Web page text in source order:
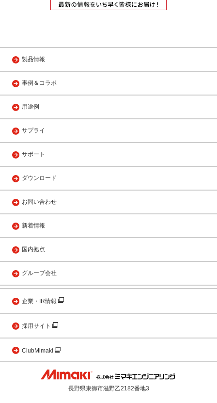
製品情報
事例＆コラボ
用途例
サプライ
サポート
ダウンロード
お問い合わせ
新着情報
国内拠点
グループ会社
企業・IR情報
採用サイト
ClubMimaki
長野県東御市滋野乙2182番地3